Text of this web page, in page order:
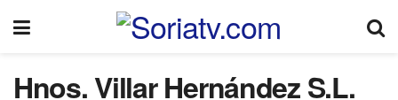
Hnos. Villar Hernández S.L.